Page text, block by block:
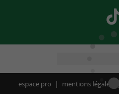
espace pro mentions légales